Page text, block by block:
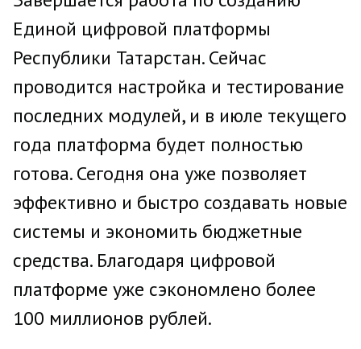
Единой цифровой платформы
Республики Татарстан. Сейчас
проводится настройка и тестирование
последних модулей, и в июле текущего
года платформа будет полностью
готова. Сегодня она уже позволяет
эффективно и быстро создавать новые
системы и экономить бюджетные
средства. Благодаря цифровой
платформе уже сэкономлено более
100 миллионов рублей.